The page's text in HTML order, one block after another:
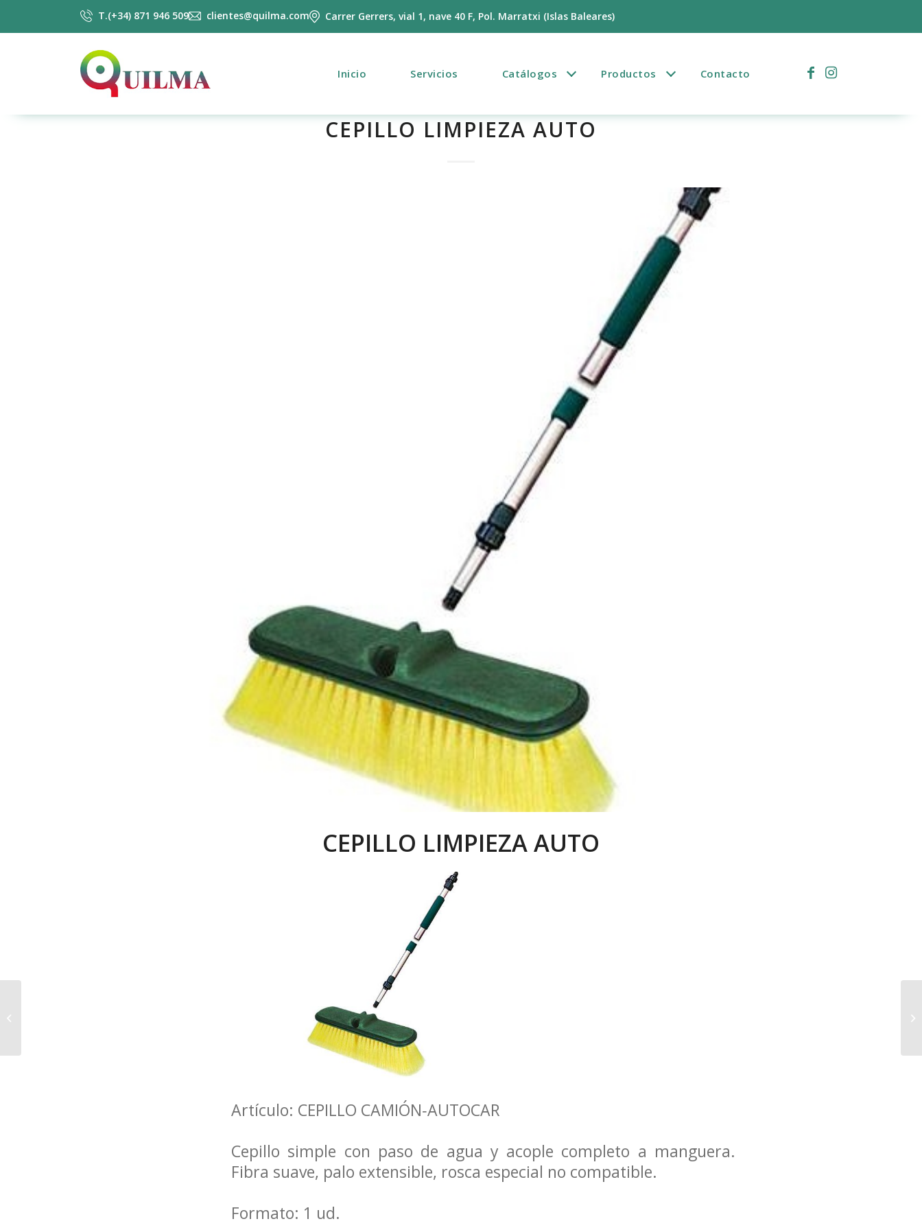
T.(+34) 871 946 509 clientes@quilma.com Carrer Gerrers, vial 1, nave 40 F, Pol. Marratxi (Islas Baleares)
Inicio Servicios Catálogos Productos Contacto
CEPILLO LIMPIEZA AUTO
CEPILLO LIMPIEZA AUTO
Artículo: CEPILLO CAMIÓN‐AUTOCAR
Cepillo simple con paso de agua y acople completo a manguera.
Fibra suave, palo extensible, rosca especial no compatible.
Formato: 1 ud.